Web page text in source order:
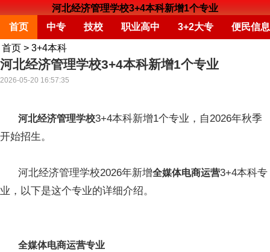
河北经济管理学校3+4本科新增1个专业
首页
中专 技校 职业高中 3+2大专 便民信息
首页 > 3+4本科
河北经济管理学校3+4本科新增1个专业
2026-05-20 16:57:35
河北经济管理学校3+4本科新增1个专业，自2026年秋季
开始招生。
河北经济管理学校2026年新增全媒体电商运营3+4本科专
业，以下是这个专业的详细介绍。
全媒体电商运营专业